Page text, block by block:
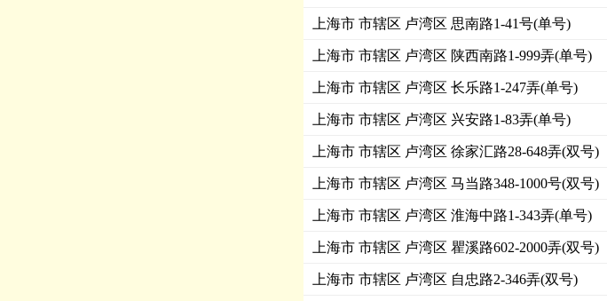
上海市 市辖区 卢湾区 思南路1-41号(单号)
上海市 市辖区 卢湾区 陕西南路1-999弄(单号)
上海市 市辖区 卢湾区 长乐路1-247弄(单号)
上海市 市辖区 卢湾区 兴安路1-83弄(单号)
上海市 市辖区 卢湾区 徐家汇路28-648弄(双号)
上海市 市辖区 卢湾区 马当路348-1000号(双号)
上海市 市辖区 卢湾区 淮海中路1-343弄(单号)
上海市 市辖区 卢湾区 瞿溪路602-2000弄(双号)
上海市 市辖区 卢湾区 自忠路2-346弄(双号)